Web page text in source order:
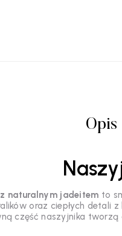
Opis
naturalnym jadeitem to
oraz ciepłych detali
część naszyjnika